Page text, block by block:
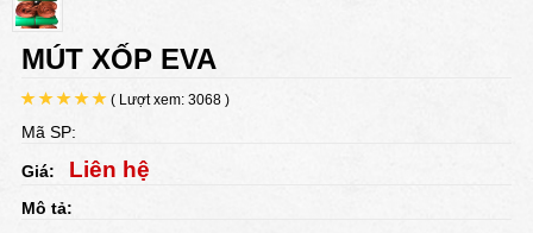
MÚT XỐP EVA
( Lượt xem: 3068 )
Mã SP:
Giá: Liên hệ
Mô tả: